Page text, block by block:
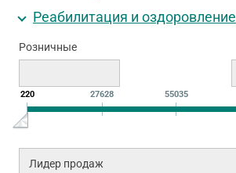
Реабилитация и оздоровление
Розничные
220 27628 55035
Лидер продаж